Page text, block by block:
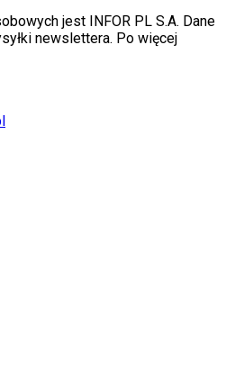
jest INFOR PL S.A. Dane
newslettera. Po więcej